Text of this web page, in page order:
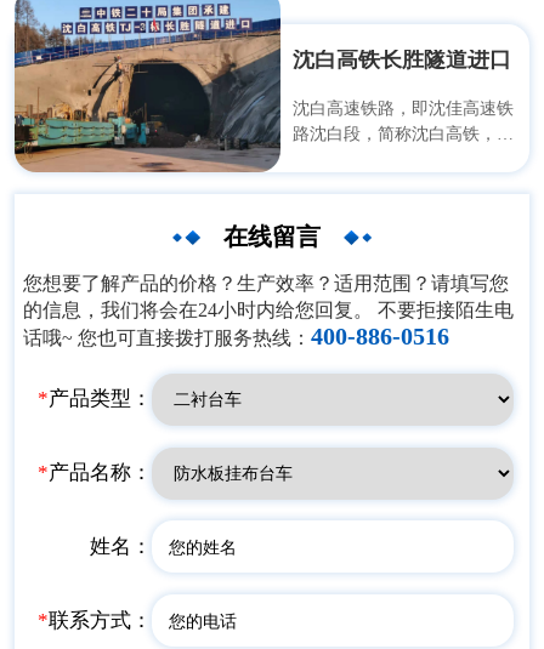
DK95+685，进口段路基长
50m，之后向东以8.885km的
紫荆镇拂绿口村，出隧道后设
65.23m路基至终点，终点里程
桂平市境内5.658km（隧道长
沈白高铁长胜隧道进口
沈白高速铁路，即沈佳高速铁
路沈白段，简称沈白高铁，位
族自治州安图县的高速铁路，
（2016年版）中“八纵八横”高
速铁路主通道的区域连接线
。2020年10月16日，沈白高速
白高速铁路吉林段控制工程先
月，沈白高速铁路由沈阳北站
共设9座车站
在线留言
您想要了解产品的价格？生产效率？适用范围？请填写您
的信息，我们将会在24小时内给您回复。 不要拒接陌生电
话哦~ 您也可直接拨打服务热线：400-886-0516
*产品类型：
*产品名称：
姓名：
*联系方式：